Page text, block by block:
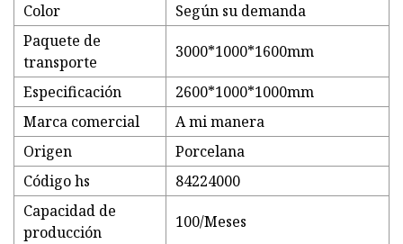
Color
Según su demanda
Paquete de
transporte
3000*1000*1600mm
Especificación
2600*1000*1000mm
Marca comercial
A mi manera
Origen
Porcelana
Código hs
84224000
Capacidad de
producción
100/Meses